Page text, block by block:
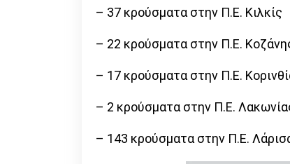
– 37 κρούσματα στην Π.Ε. Κιλκίς
– 22 κρούσματα στην Π.Ε.
– 17 κρούσματα στην Π.Ε.
– 2 κρούσματα στην Π.Ε.
– 143 κρούσματα στην Π.Ε.